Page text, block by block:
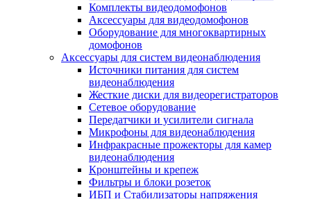
Комплекты видеодомофонов
Аксессуары для видеодомофонов
Оборудование для многоквартирных
домофонов
Аксессуары для систем видеонаблюдения
Источники питания для систем
видеонаблюдения
Жесткие диски для видеорегистраторов
Сетевое оборудование
Передатчики и усилители сигнала
Микрофоны для видеонаблюдения
Инфракрасные прожекторы для камер
видеонаблюдения
Кронштейны и крепеж
Фильтры и блоки розеток
ИБП и Стабилизаторы напряжения